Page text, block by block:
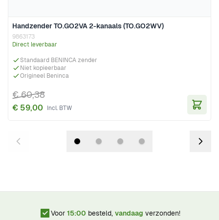
Handzender TO.GO2VA 2-kanaals (TO.GO2WV)
9863173
Direct leverbaar
Standaard BENINCA zender
Niet kopieerbaar
Origineel Beninca
€ 59,00
€ 60,38
Voor 15:00 besteld, vandaag verzonden!